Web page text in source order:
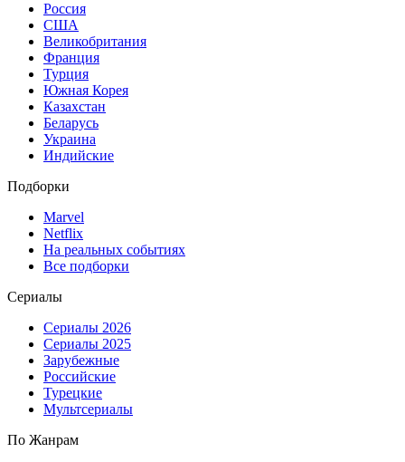
Россия
США
Великобритания
Франция
Турция
Южная Корея
Казахстан
Беларусь
Украина
Индийские
Подборки
Marvel
Netflix
На реальных событиях
Все подборки
Сериалы
Сериалы 2026
Сериалы 2025
Зарубежные
Российские
Турецкие
Мультсериалы
По Жанрам